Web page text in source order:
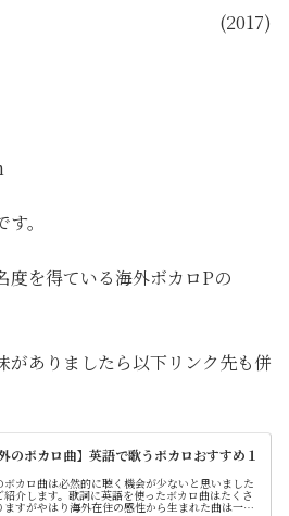
(2017)
。
度を得ている海外ボカロPの
がありましたら以下リンク先も併
外のボカロ曲】英語で歌うボカロおすすめ１
ボカロ曲は必然的に聴く機会が少ないと思いました
紹介します。歌詞に英語を使ったボカロ曲はたくさ
ますがやはり海外在住の感性から生まれた曲は一味